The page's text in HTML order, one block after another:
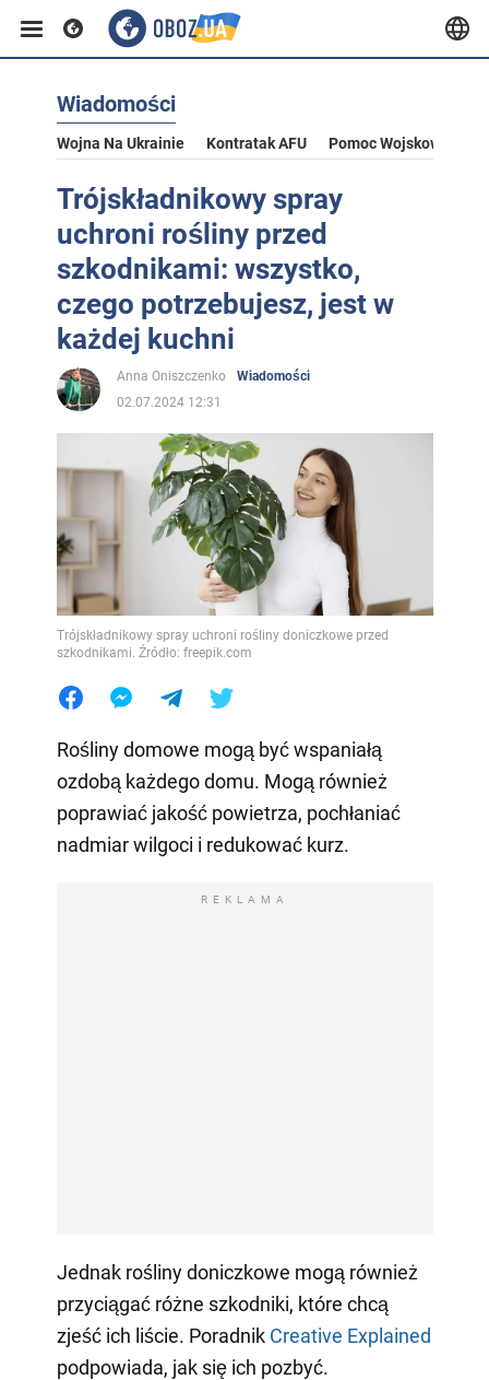
Wiadomości
Wojna Na Ukrainie Kontratak AFU Pomoc Wojskowa Dla
Trójskładnikowy spray
uchroni rośliny przed
szkodnikami: wszystko,
czego potrzebujesz, jest w
każdej kuchni
Anna Oniszczenko
Wiadomości
02.07.2024 12:31
Trójskładnikowy spray uchroni rośliny doniczkowe przed
szkodnikami. Źródło: freepik.com
Rośliny domowe mogą być wspaniałą
ozdobą każdego domu. Mogą również
poprawiać jakość powietrza, pochłaniać
nadmiar wilgoci i redukować kurz.
REKLAMA
Jednak rośliny doniczkowe mogą również
przyciągać różne szkodniki, które chcą
zjeść ich liście. Poradnik Creative Explained
podpowiada, jak się ich pozbyć.